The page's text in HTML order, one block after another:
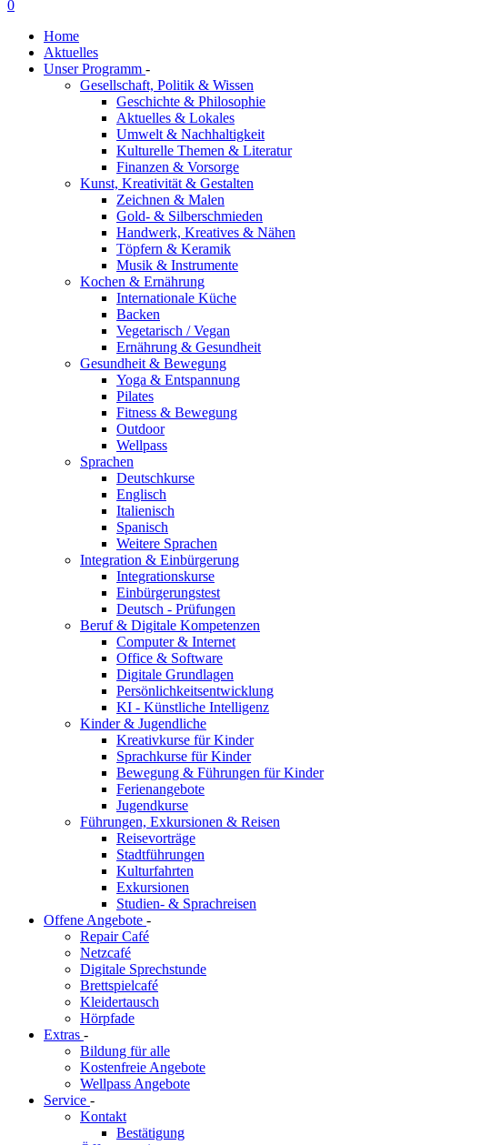
0
Home
Aktuelles
Unser Programm -
Gesellschaft, Politik & Wissen
Geschichte & Philosophie
Aktuelles & Lokales
Umwelt & Nachhaltigkeit
Kulturelle Themen & Literatur
Finanzen & Vorsorge
Kunst, Kreativität & Gestalten
Zeichnen & Malen
Gold- & Silberschmieden
Handwerk, Kreatives & Nähen
Töpfern & Keramik
Musik & Instrumente
Kochen & Ernährung
Internationale Küche
Backen
Vegetarisch / Vegan
Ernährung & Gesundheit
Gesundheit & Bewegung
Yoga & Entspannung
Pilates
Fitness & Bewegung
Outdoor
Wellpass
Sprachen
Deutschkurse
Englisch
Italienisch
Spanisch
Weitere Sprachen
Integration & Einbürgerung
Integrationskurse
Einbürgerungstest
Deutsch - Prüfungen
Beruf & Digitale Kompetenzen
Computer & Internet
Office & Software
Digitale Grundlagen
Persönlichkeitsentwicklung
KI - Künstliche Intelligenz
Kinder & Jugendliche
Kreativkurse für Kinder
Sprachkurse für Kinder
Bewegung & Führungen für Kinder
Ferienangebote
Jugendkurse
Führungen, Exkursionen & Reisen
Reisevorträge
Stadtführungen
Kulturfahrten
Exkursionen
Studien- & Sprachreisen
Offene Angebote -
Repair Café
Netzcafé
Digitale Sprechstunde
Brettspielcafé
Kleidertausch
Hörpfade
Extras -
Bildung für alle
Kostenfreie Angebote
Wellpass Angebote
Service -
Kontakt
Bestätigung